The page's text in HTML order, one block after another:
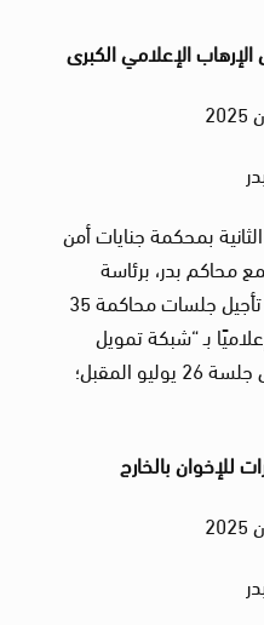
بمحكمة جنايات أمن
محاكم بدر، برئاسة
المستشار وجدي عبد المنعم، تأجيل جلسات محاكمة 35
بـ “شبكة تمويل
الإرهاب الإعلامي الكبرى”، إلى جلسة 26 يوليو المقبل؛